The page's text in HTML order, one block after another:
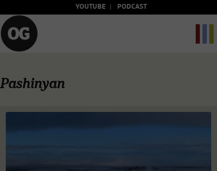
YOUTUBE PODCAST
Pashinyan